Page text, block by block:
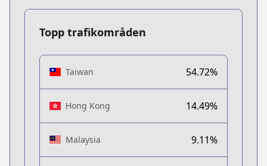
Topp trafikområden
Taiwan 54.72%
Hong Kong 14.49%
Malaysia 9.11%